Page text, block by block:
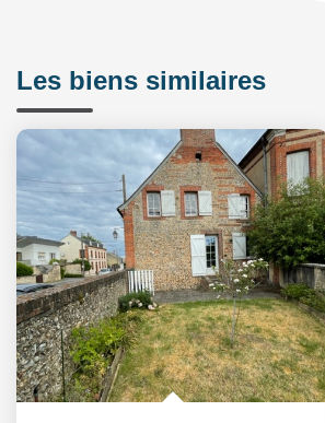
Les biens similaires